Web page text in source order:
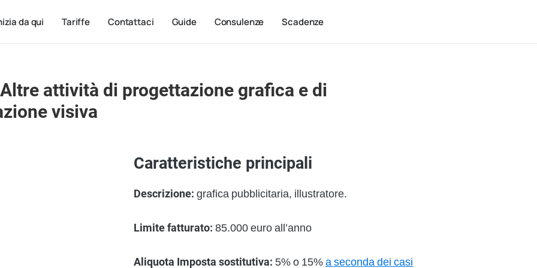
da qui Tariffe Contattaci Guide Consulenze Scadenze
attività di progettazione grafica e di
visiva
Caratteristiche principali
Descrizione: grafica pubblicitaria, illustratore.
Limite fatturato: 85.000 euro all’anno
Aliquota Imposta sostitutiva: 5% o 15%a seconda dei casi